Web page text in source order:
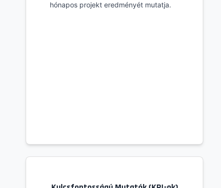
hónapos projekt eredményét mutatja.